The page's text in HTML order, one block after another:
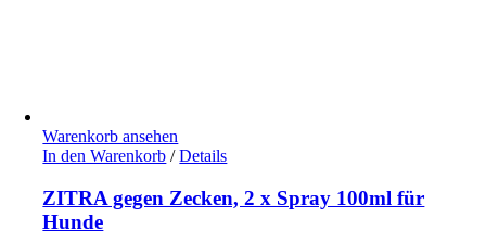
Warenkorb ansehen
In den Warenkorb / Details
ZITRA gegen Zecken, 2 x Spray 100ml für
Hunde